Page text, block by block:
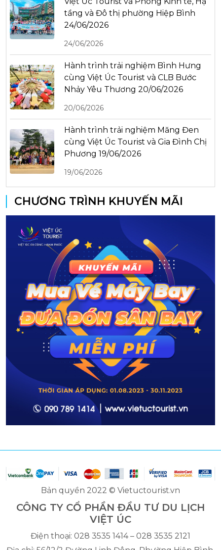
tầng và Đô thị phường Hiệp Bình
24/06/2026
24/06/2026
Hành trình trải nghiệm Bình Hưng
cùng Việt Úc Tourist và CLB Bước
Nhảy Yêu Thương 20/06/2026
20/06/2026
Hành trình trải nghiệm Măng Đen
cùng Việt Úc Tourist và Gia Đình Chị
Phương 19/06/2026
19/06/2026
CHƯƠNG TRÌNH KHUYẾN MÃI
Bản quyền 2022 © Vietuctourist.vn
CÔNG TY CỔ PHẦN ĐẦU TƯ DU LỊCH
VIỆT ÚC
Điện thoại: 028 3535 1414 – 028 3535 2121